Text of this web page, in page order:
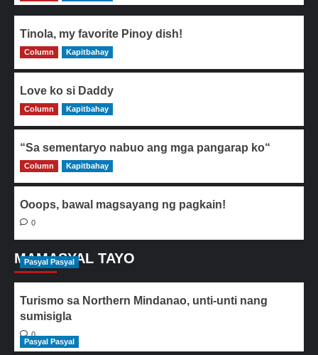
Tinola, my favorite Pinoy dish!
0
Column Kapitbahay
Love ko si Daddy
0
Column Kapitbahay
“Sa sementaryo nabuo ang mga pangarap ko“
0
Column Kapitbahay
Ooops, bawal magsayang ng pagkain!
0
MAMASYAL TAYO
Pasyal Pasyal
Turismo sa Northern Mindanao, unti-unti nang
sumisigla
0
Pasyal Pasyal